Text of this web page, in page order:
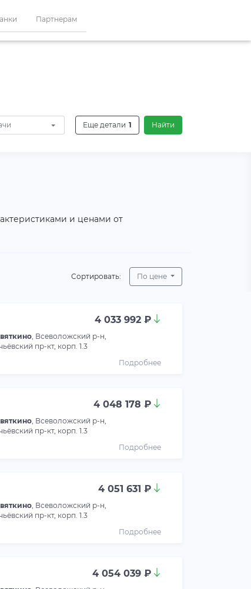
Партнерам
Еще детали 1 Найти
и ценами от
Сортировать: По цене
4 033 992 ₽
, Всеволожский р-н,
пр-кт, корп. 1.3
Подробнее
4 048 178 ₽
, Всеволожский р-н,
пр-кт, корп. 1.3
Подробнее
4 051 631 ₽
, Всеволожский р-н,
пр-кт, корп. 1.3
Подробнее
4 054 039 ₽